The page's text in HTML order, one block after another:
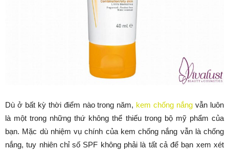
Dù ở bất kỳ thời điểm nào trong năm, kem chống nắng vẫn luôn
là một trong những thứ không thể thiếu trong bộ mỹ phẩm của
bạn. Mặc dù nhiệm vụ chính của kem chống nắng vẫn là chống
nắng, tuy nhiên chỉ số SPF không phải là tất cả để bạn xem xét